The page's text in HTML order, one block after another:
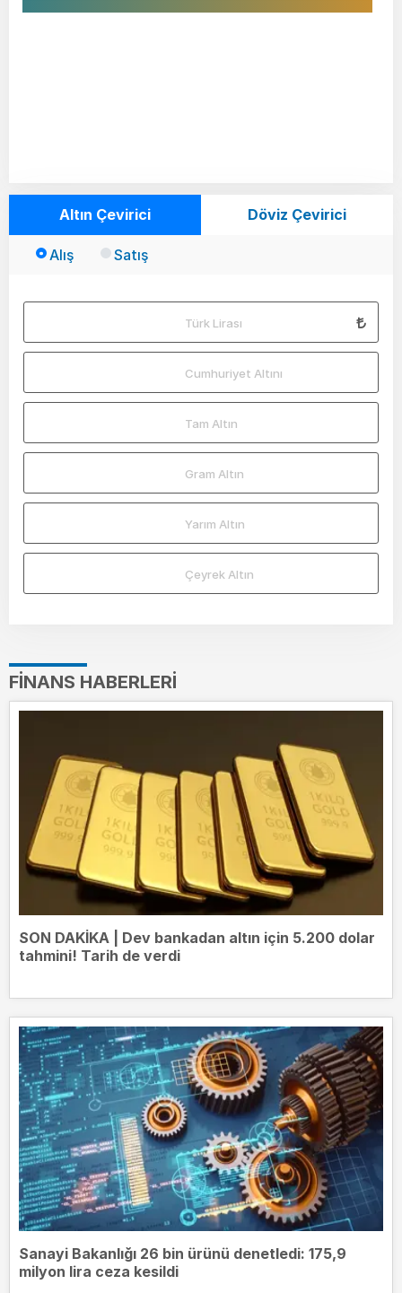
Altın Çevirici Döviz Çevirici
Alış Satış
Türk Lirası
Cumhuriyet Altını
Tam Altın
Gram Altın
Yarım Altın
Çeyrek Altın
FINANS HABERLERI
SON DAKİKA | Dev bankadan altın için 5.200 dolar
tahmini! Tarih de verdi
Sanayi Bakanlığı 26 bin ürünü denetledi: 175,9
milyon lira ceza kesildi